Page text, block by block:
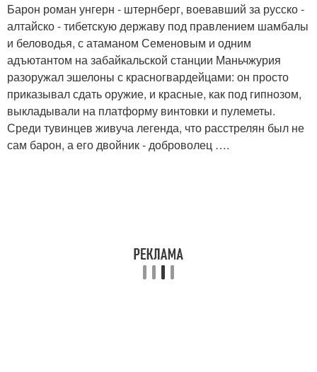
Барон роман унгерн - штернберг, воевавший за русско -
алтайско - тибетскую державу под правлением шамбалы
и беловодья, с атаманом Семеновым и одним
адъютантом на забайкальской станции Маньчжурия
разоружал эшелоны с красногвардейцами: он просто
приказывал сдать оружие, и красные, как под гипнозом,
выкладывали на платформу винтовки и пулеметы.
Среди тувинцев живуча легенда, что расстрелян был не
сам барон, а его двойник - доброволец ….